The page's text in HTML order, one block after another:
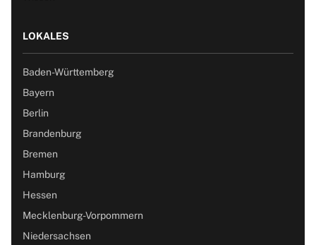
LOKALES
Baden-Württemberg
Bayern
Berlin
Brandenburg
Bremen
Hamburg
Hessen
Mecklenburg-Vorpommern
Niedersachsen